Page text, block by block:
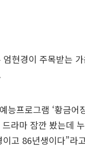
엄현경이 주목받는
능프로그램 ‘황금
라마 잠깐 봤는데
고 86년생이다”라